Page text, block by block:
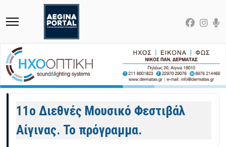
Άρθρα
11ο Διεθνές Μουσικό Φεστιβάλ
Αίγινας. Το πρόγραμμα.